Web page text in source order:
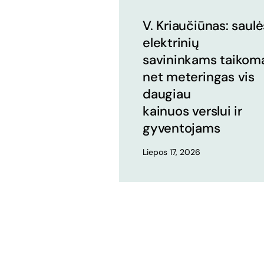
V. Kriaučiūnas:
elektrinių
savininkams
net meteringas vis
daugiau
kainuos verslui ir
gyventojams
Liepos 17, 2026